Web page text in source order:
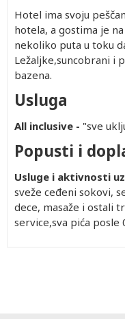
Hotel ima svoju
hotela, a gostima je
nekoliko puta u toku
Ležaljke,suncobrani i
bazena.
Usluga
All inclusive - "sve
Popusti i
Usluge i aktivnosti
sveže ceđeni sokovi,
dece, masaže i ostali
service,sva pića posle